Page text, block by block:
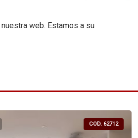
web. Estamos a su
COD. 62712